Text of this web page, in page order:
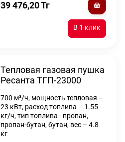
39 476,20Тг
Тепловая газовая пушка
Ресанта ТГП-23000
700 м³/ч, мощность тепловая –
23 кВт, расход топлива – 1.55
кг/ч, тип топлива - пропан,
пропан-бутан, бутан, вес – 4.8
кг